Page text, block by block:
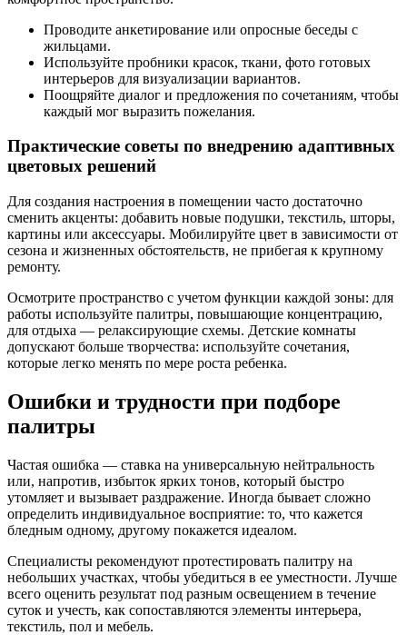
Проводите анкетирование или опросные беседы с
жильцами.
Используйте пробники красок, ткани, фото готовых
интерьеров для визуализации вариантов.
Поощряйте диалог и предложения по сочетаниям, чтобы
каждый мог выразить пожелания.
Практические советы по внедрению адаптивных
цветовых решений
Для создания настроения в помещении часто достаточно
сменить акценты: добавить новые подушки, текстиль, шторы,
картины или аксессуары. Мобилируйте цвет в зависимости от
сезона и жизненных обстоятельств, не прибегая к крупному
ремонту.
Осмотрите пространство с учетом функции каждой зоны: для
работы используйте палитры, повышающие концентрацию,
для отдыха — релаксирующие схемы. Детские комнаты
допускают больше творчества: используйте сочетания,
которые легко менять по мере роста ребенка.
Ошибки и трудности при подборе
палитры
Частая ошибка — ставка на универсальную нейтральность
или, напротив, избыток ярких тонов, который быстро
утомляет и вызывает раздражение. Иногда бывает сложно
определить индивидуальное восприятие: то, что кажется
бледным одному, другому покажется идеалом.
Специалисты рекомендуют протестировать палитру на
небольших участках, чтобы убедиться в ее уместности. Лучше
всего оценить результат под разным освещением в течение
суток и учесть, как сопоставляются элементы интерьера,
текстиль, пол и мебель.